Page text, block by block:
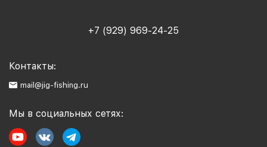
+7 (929) 969-24-25
Контакты:
mail@jig-fishing.ru
Мы в социальных сетях: